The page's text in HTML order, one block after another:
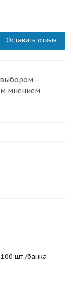
Оставить отзыв
выбором -
мнением
шт./банка